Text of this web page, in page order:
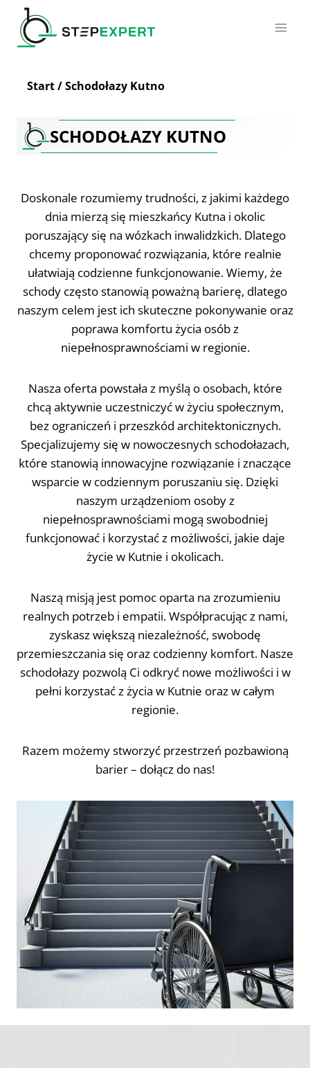
Przejdź
treści
Start/Schodołazy Kutno
SCHODOŁAZY KUTNO
Doskonale rozumiemy trudności, z jakimi każdego
dnia mierzą się mieszkańcy Kutna i okolic
poruszający się na wózkach inwalidzkich. Dlatego
chcemy proponować rozwiązania, które realnie
ułatwiają codzienne funkcjonowanie. Wiemy, że
schody często stanowią poważną barierę, dlatego
naszym celem jest ich skuteczne pokonywanie oraz
poprawa komfortu życia osób z
niepełnosprawnościami w regionie.
Nasza oferta powstała z myślą o osobach, które
chcą aktywnie uczestniczyć w życiu społecznym,
bez ograniczeń i przeszkód architektonicznych.
Specjalizujemy się w nowoczesnych schodołazach,
które stanowią innowacyjne rozwiązanie i znaczące
wsparcie w codziennym poruszaniu się. Dzięki
naszym urządzeniom osoby z
niepełnosprawnościami mogą swobodniej
funkcjonować i korzystać z możliwości, jakie daje
życie w Kutnie i okolicach.
Naszą misją jest pomoc oparta na zrozumieniu
realnych potrzeb i empatii. Współpracując z nami,
zyskasz większą niezależność, swobodę
przemieszczania się oraz codzienny komfort. Nasze
schodołazy pozwolą Ci odkryć nowe możliwości i w
pełni korzystać z życia w Kutnie oraz w całym
regionie.
Razem możemy stworzyć przestrzeń pozbawioną
barier – dołącz do nas!